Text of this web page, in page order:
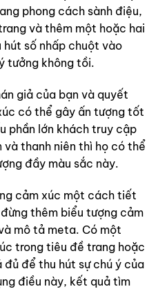
phong cách sành điệu,
và thêm một hoặc hai
số nhấp chuột vào
tưởng không tồi.
giả của bạn và quyết
có thể gây ấn tượng tốt
phần lớn khách truy cập
và thanh niên thì họ có thể
đầy màu sắc này.
cảm xúc một cách tiết
thêm biểu tượng cảm
mô tả meta. Có một
trong tiêu đề trang hoặc
để thu hút sự chú ý của
điều này, kết quả tìm